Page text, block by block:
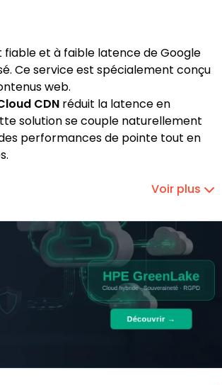
et à faible latence de Google
Ce service est spécialement conçu
web.
CDN réduit la latence en
solution se couple naturellement
performances de pointe tout en
Voir plus